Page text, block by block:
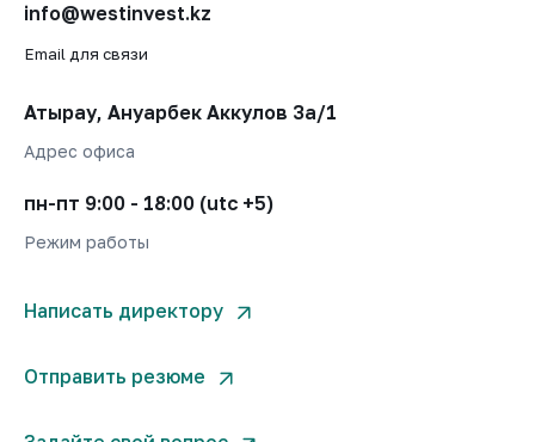
info@westinvest.kz
Email для связи
Атырау, Ануарбек Аккулов 3а/1
Адрес офиса
пн-пт 9:00 - 18:00 (utc +5)
Режим работы
Написать директору
Отправить резюме